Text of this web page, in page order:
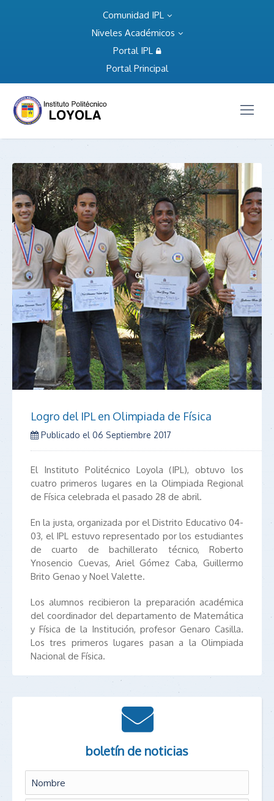
Comunidad IPL
Niveles Académicos
Portal IPL
Portal Principal
Logro del IPL en Olimpiada de Física
Publicado el 06 Septiembre 2017
El Instituto Politécnico Loyola (IPL), obtuvo los
cuatro primeros lugares en la Olimpiada Regional
de Física celebrada el pasado 28 de abril.
En la justa, organizada por el Distrito Educativo 04-
03, el IPL estuvo representado por los estudiantes
de cuarto de bachillerato técnico, Roberto
Ynosencio Cuevas, Ariel Gómez Caba, Guillermo
Brito Genao y Noel Valette.
Los alumnos recibieron la preparación académica
del coordinador del departamento de Matemática
y Física de la Institución, profesor Genaro Casilla.
Los tres primeros lugares pasan a la Olimpiada
Nacional de Física.
boletín de noticias